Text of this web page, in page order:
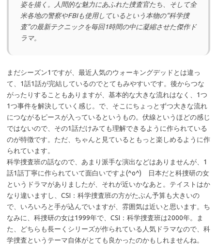
姿を描く。人間的な魅力にあふれた捜査官たち、そして全
米各地の警察やFBIも使用しているという本物の“科学捜
査”の最新テクニックを毎回1時間の中に凝縮させた傑作ド
ラマ。
まだシーズン1ですが、最近人気のウォーキングデッドとは違っ
て、1話1話が完結しているのでとてもみやすいです。後からつな
がったりすることもありますが、基本的な大きな流れはなく、1つ
1つ事件を解決していく感じ。で、そこにちょっとずつ大きな流れ
につながるピースが入っているというもの。伏線というほどの感じ
ではないので、その1話だけみても理解できるように作られている
のが特徴です。ただ、ちゃんと見ているともっと楽しめるように作
られています。
科学捜査班の話なので、あまり派手な演出などはありませんが、1
話1話丁寧に作られていて面白いですよ(^o^) 日本だと科捜研の女
というドラマがありましたが、それが近いかなあと。テイストはか
なり違いますし、CSI：科学捜査班の方がたぶん予算も大きいの
で、いろいろと手が込んでいますが、雰囲気は近いと思います。ち
なみに、科捜研の女は1999年で、CSI：科学捜査班は2000年。ま
た、どちらも長ーくシリーズが作られている人気ドラマなので、科
学捜査というテーマ自体がとても良かったのかもしれませんね。